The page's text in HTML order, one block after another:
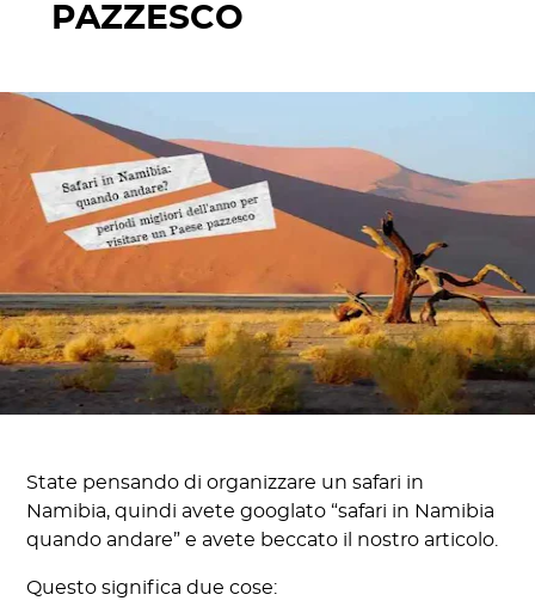
PAZZESCO
State pensando di organizzare un safari in
Namibia, quindi avete googlato “safari in Namibia
quando andare” e avete beccato il nostro articolo.
Questo significa due cose: